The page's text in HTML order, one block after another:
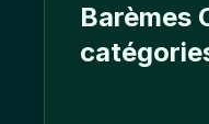
Barèmes